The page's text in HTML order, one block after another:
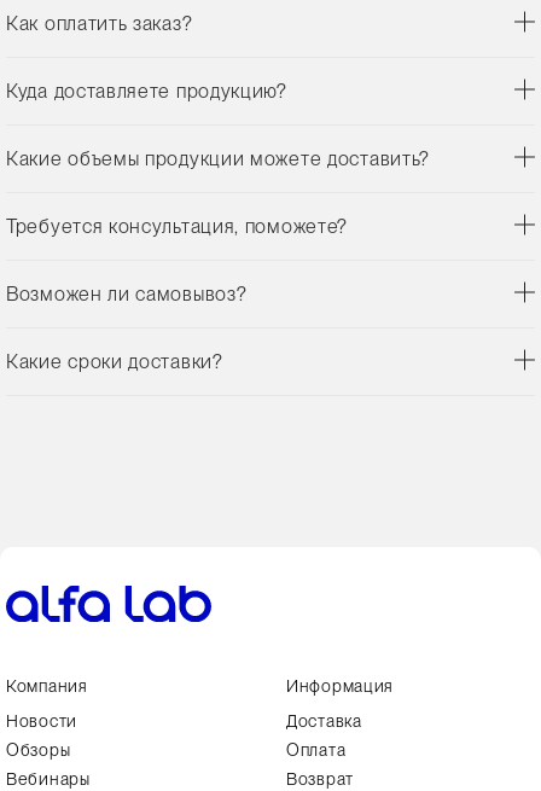
Как оплатить заказ?
Куда доставляете продукцию?
Какие объемы продукции можете доставить?
Требуется консультация, поможете?
Возможен ли самовывоз?
Какие сроки доставки?
Компания
Новости
Обзоры
Вебинары
Информация
Доставка
Оплата
Возврат